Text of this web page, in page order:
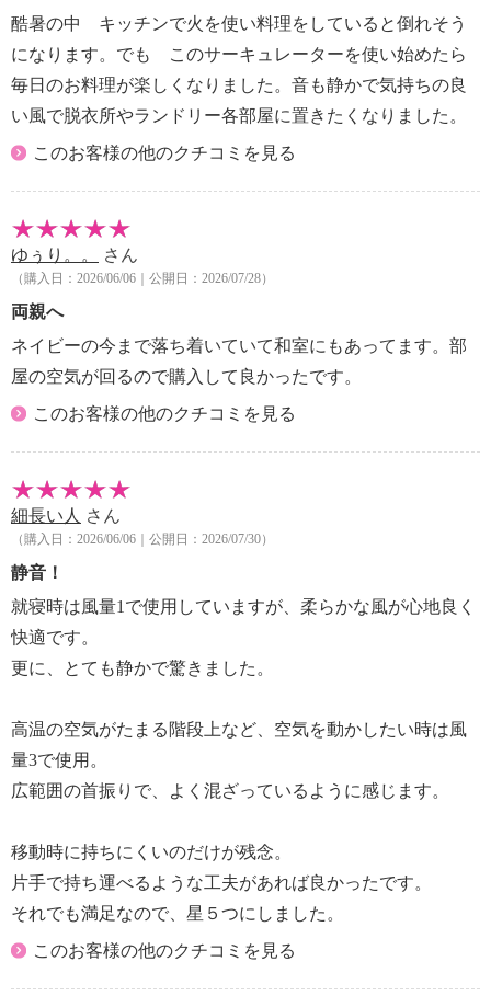
・風量１：２０ｄＢ
・風量４：３３ｄＢ
・風量１０：４９ｄＢ
【商品仕様詳細】
＜モーター＞
・１０段階
＜羽根径／枚数＞
・１８ｃｍ／３枚
＜首振り（スイング）＞
・上向き：約６０°、下向き：約６０°、上下：約１４
左右：約６０°、約９０°、約１２０°（自動）
＜風向調節範囲＞
＜タイマー入／切＞
・１〜９ｈ（１時間単位）
＜運転モード＞
・連続・リズム・おやすみ・衣類乾燥
＜その他機能＞
・チャイルドロック、操作音入／切、ランプ明／暗切
替、メモリー機能
【メンテナンス】
・お手入れ時は、必ず運転を停止し、ＡＣアダプター
を抜く。
＜本体＞
・汚れたら：柔らかい布で拭く
＜プラズマクラスターイオン発生ユニット（電極部）
＞
・約６ヵ月に１回：ユニット清掃ブラシでホコリを取
り除く
【使用上の注意】
酷暑の中 キッチンで火を使い料理をしていると倒れそう
になります。でも このサーキュレーターを使い始めたら
毎日のお料理が楽しくなりました。音も静かで気持ちの良
い風で脱衣所やランドリー各部屋に置きたくなりました。
このお客様の他のクチコミを見る
ゆぅり。。 さん
（購入日：2026/06/06｜公開日：2026/07/28）
両親へ
ネイビーの今まで落ち着いていて和室にもあってます。部
屋の空気が回るので購入して良かったです。
このお客様の他のクチコミを見る
細長い人 さん
（購入日：2026/06/06｜公開日：2026/07/30）
静音！
就寝時は風量1で使用していますが、柔らかな風が心地良く
快適です。
更に、とても静かで驚きました。
高温の空気がたまる階段上など、空気を動かしたい時は風
量3で使用。
広範囲の首振りで、よく混ざっているように感じます。
移動時に持ちにくいのだけが残念。
片手で持ち運べるような工夫があれば良かったです。
それでも満足なので、星５つにしました。
このお客様の他のクチコミを見る